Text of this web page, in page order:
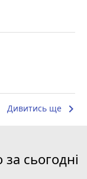
Дивитись ще keyboard_arrow_right
сьогодні